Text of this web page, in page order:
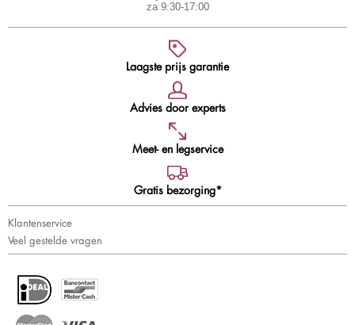
za 9:30-17:00
Laagste prijs garantie
Advies door experts
Meet- en legservice
Gratis bezorging*
Klantenservice
Veel gestelde vragen